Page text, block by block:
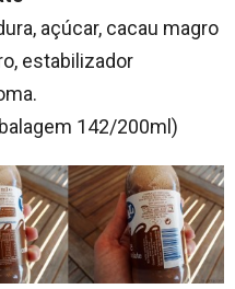
açúcar, cacau magro
estabilizador
142/200ml)